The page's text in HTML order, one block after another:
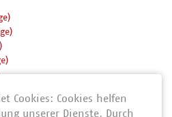
Cookies: Cookies helfen
unserer Dienste. Durch